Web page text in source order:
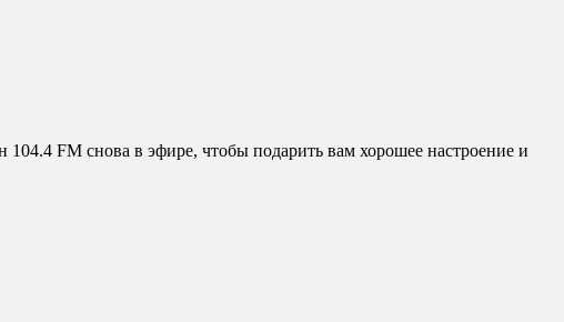
FM снова в эфире, чтобы подарить вам хорошее настроение и